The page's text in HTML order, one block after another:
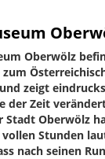
Oberwölz
zeigt
der Zeit
Stadt Oberwölz
Stunden
nach seinen